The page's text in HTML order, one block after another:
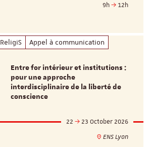
9h
12h
ReligiS Appel à communication
Entre for intérieur et institutions :
pour une approche
interdisciplinaire de la liberté de
conscience
22
23 October 2026
ENS Lyon